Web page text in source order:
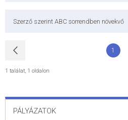
Szerző szerint ABC sorrendben növekvő
1
1 találat, 1 oldalon
PÁLYÁZATOK